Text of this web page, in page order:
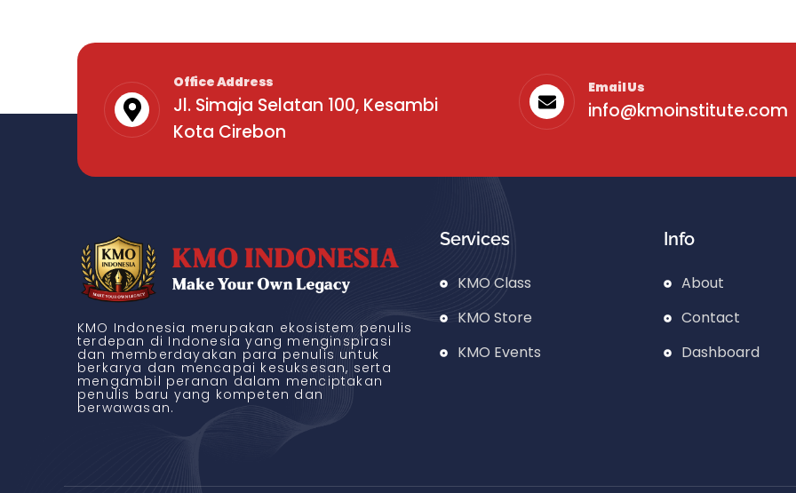
Office Address
Jl. Simaja Selatan 100, Kesambi
Kota Cirebon
Email Us
info@kmoinstitute.com
KMO Indonesia merupakan ekosistem penulis
terdepan di Indonesia yang menginspirasi
dan memberdayakan para penulis untuk
berkarya dan mencapai kesuksesan, serta
mengambil peranan dalam menciptakan
penulis baru yang kompeten dan
berwawasan.
Services
KMO Class
KMO Store
KMO Events
Info
About
Contact
Dashboard